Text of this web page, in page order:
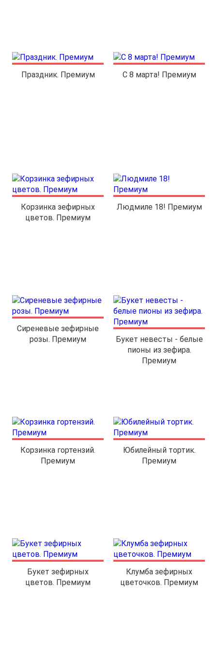
Праздник. Премиум С 8 марта! Премиум
Корзинка зефирных
цветов. Премиум
Людмиле 18! Премиум
Сиреневые зефирные
розы. Премиум
Букет невесты - белые
пионы из зефира.
Премиум
Корзинка гортензий.
Премиум
Юбилейный тортик.
Премиум
Букет зефирных
цветов. Премиум
Клумба зефирных
цветочков. Премиум